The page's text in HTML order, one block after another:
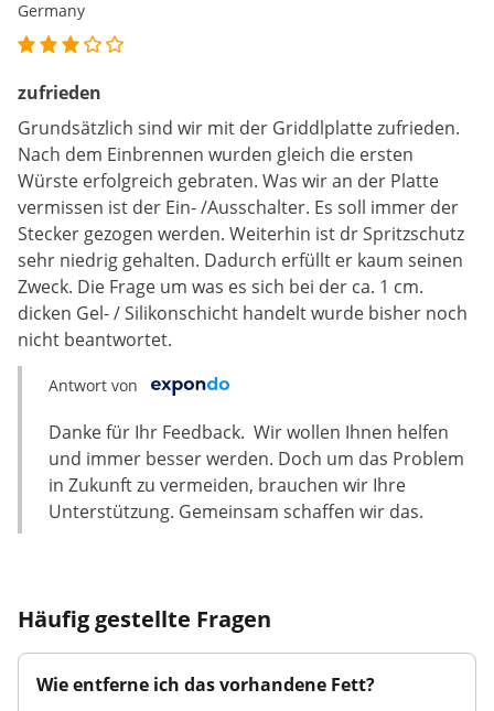
Germany
zufrieden
Grundsätzlich sind wir mit der Griddlplatte zufrieden.
Nach dem Einbrennen wurden gleich die ersten
Würste erfolgreich gebraten. Was wir an der Platte
vermissen ist der Ein- /Ausschalter. Es soll immer der
Stecker gezogen werden. Weiterhin ist dr Spritzschutz
sehr niedrig gehalten. Dadurch erfüllt er kaum seinen
Zweck. Die Frage um was es sich bei der ca. 1 cm.
dicken Gel- / Silikonschicht handelt wurde bisher noch
nicht beantwortet.
Antwort von
Danke für Ihr Feedback. Wir wollen Ihnen helfen
und immer besser werden. Doch um das Problem
in Zukunft zu vermeiden, brauchen wir Ihre
Unterstützung. Gemeinsam schaffen wir das.
Häufig gestellte Fragen
Wie entferne ich das vorhandene Fett?